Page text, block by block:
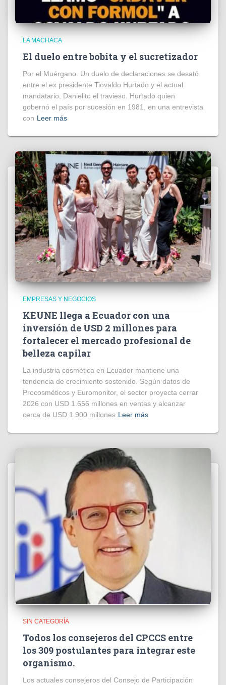
LA MACHACA
El duelo entre bobita y el sucretizador
Por el Muérgano. Un duelo de declaraciones se desató
entre el ex presidente Tiovaldo Hurtado y el actual
mandatario, Danielito el travieso. Hurtado quien
gobernó el país por sucesión en 1981, en una entrevista
con Leer más
EMPRESAS Y NEGOCIOS
KEUNE llega a Ecuador con una
inversión de USD 2 millones para
fortalecer el mercado profesional de
belleza capilar
La industria cosmética en Ecuador mantiene una
tendencia de crecimiento sostenido. Según datos de
Procosméticos y Euromonitor, el sector proyecta cerrar
2026 con USD 1.656 millones en ventas y alcanzar
cerca de USD 1.900 millones Leer más
SIN CATEGORÍA
Todos los consejeros del CPCCS entre
los 309 postulantes para integrar este
organismo.
Los actuales consejeros del Consejo de Participación